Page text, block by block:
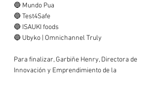
🔵 Mundo Pua
🔵 Test4Safe
🔵 ISAUKI foods
🔵 Ubyko | Omnichannel Truly
Para finalizar, Garbiñe Henry, Directora de
Innovación y Emprendimiento de la